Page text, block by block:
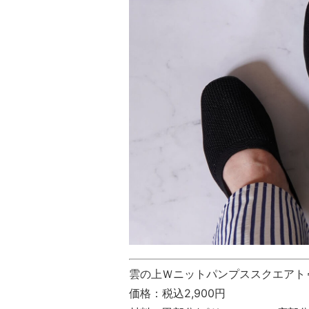
雲の上Ｗニットパンプススクエアト
価格：税込2,900円